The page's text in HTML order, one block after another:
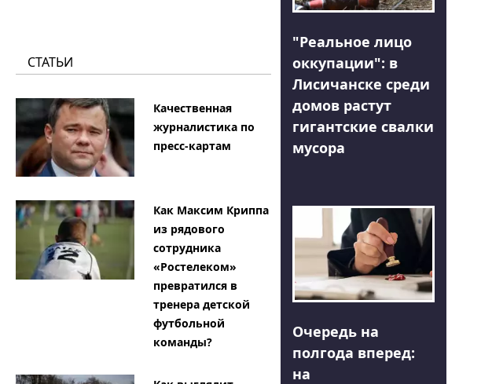
СТАТЬИ
Качественная
журналистика по
пресс-картам
Как Максим Криппа
из рядового
сотрудника
«Ростелеком»
превратился в
тренера детской
футбольной
команды?
"Реальное лицо
оккупации": в
Лисичанске среди
домов растут
гигантские свалки
мусора
Очередь на
полгода вперед:
на